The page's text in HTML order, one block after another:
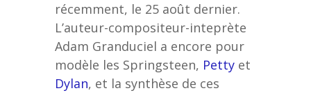
récemment, le 25 août dernier.
L’auteur-compositeur-inteprète
Adam Granduciel a encore pour
modèle les Springsteen, Petty et
Dylan, et la synthèse de ces